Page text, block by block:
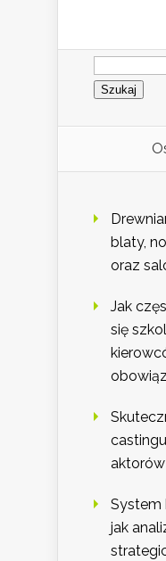
Szukaj:
blaty,
oraz
Jak
się
System
jak